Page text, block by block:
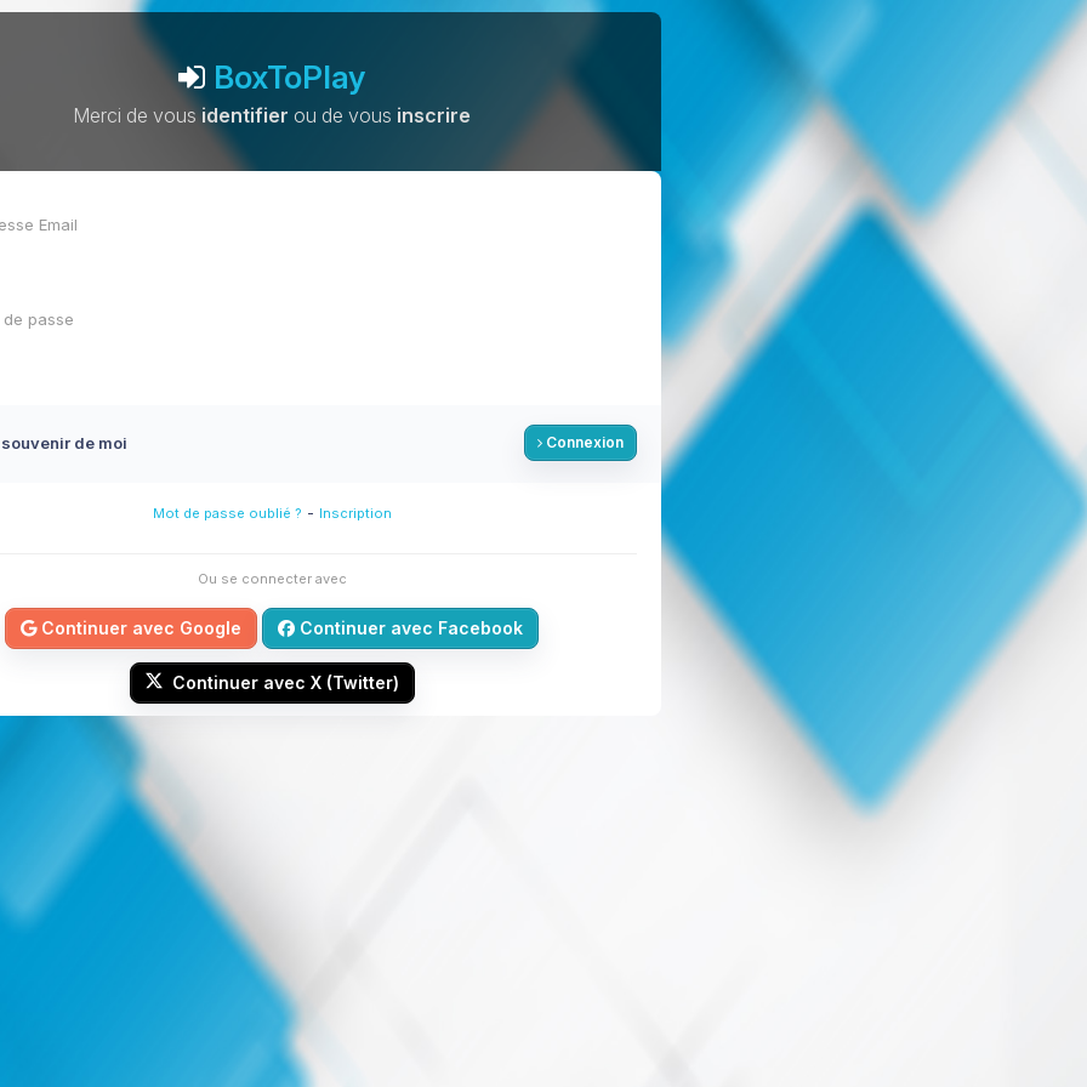
BoxToPlay
Merci de vousidentifier ou de vous inscrire
de moi Connexion
Mot de passe oublié ? - Inscription
Ou se connecter avec
Continuer avec Google Continuer avec Facebook
Continuer avec X (Twitter)